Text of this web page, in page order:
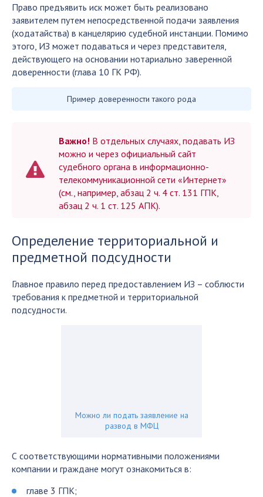
Право предъявить иск может быть реализовано
заявителем путем непосредственной подачи заявления
(ходатайства) в канцелярию судебной инстанции. Помимо
этого, ИЗ может подаваться и через представителя,
действующего на основании нотариально заверенной
доверенности (глава 10 ГК РФ).
Пример доверенности такого рода
Важно! В отдельных случаях, подавать ИЗ
можно и через официальный сайт
судебного органа в информационно-
телекоммуникационной сети «Интернет»
(см., например, абзац 2 ч. 4 ст. 131 ГПК,
абзац 2 ч. 1 ст. 125 АПК).
Определение территориальной и
предметной подсудности
Главное правило перед предоставлением ИЗ – соблюсти
требования к предметной и территориальной
подсудности.
Можно ли подать заявление на
развод в МФЦ
С соответствующими нормативными положениями
компании и граждане могут ознакомиться в:
главе 3 ГПК;